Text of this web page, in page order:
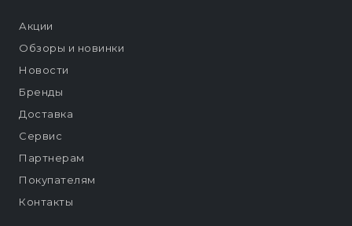
Акции
Обзоры и новинки
Новости
Бренды
Доставка
Сервис
Партнерам
Покупателям
Контакты